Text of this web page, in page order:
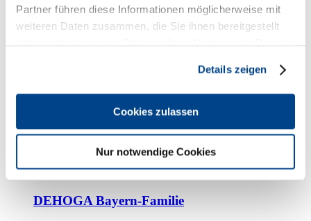
Partner führen diese Informationen möglicherweise mit
weiteren Daten zusammen, die Sie ihnen bereitgestellt
Details zeigen
Cookies zulassen
Nur notwendige Cookies
Kooperationspartner
Tourismusorganisationen
Bayern Tourismus Marketing GmbH
DEHOGA-Familie
Bundesverband
Fachverbände
DEHOGA Bayern-Familie